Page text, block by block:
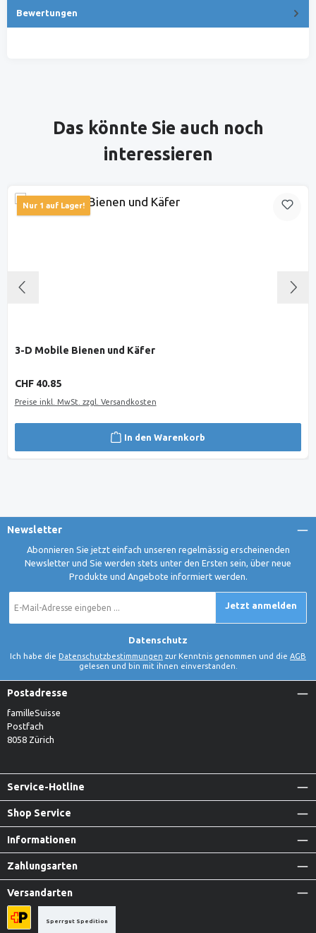
Bewertungen
Produktgalerie überspringen
Das könnte Sie auch noch
interessieren
Nur 1 auf Lager!
3-D Mobile Bienen und Käfer
Regulärer Preis:
CHF 40.85
Preise inkl. MwSt. zzgl. Versandkosten
In den Warenkorb
Newsletter
Abonnieren Sie jetzt einfach unseren regelmässig erscheinenden
Newsletter und Sie werden stets unter den Ersten sein, über neue
Produkte und Angebote informiert werden.
Mail-
Jetzt anmelden
Datenschutz
Ich habe die Datenschutzbestimmungen zur Kenntnis genommen und die AGB
gelesen und bin mit ihnen einverstanden.
Postadresse
familleSuisse
Postfach
8058 Zürich
Service-Hotline
Shop Service
Informationen
Zahlungsarten
Versandarten
Sperrgut Spedition